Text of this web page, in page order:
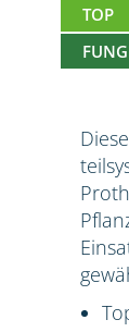
TOP